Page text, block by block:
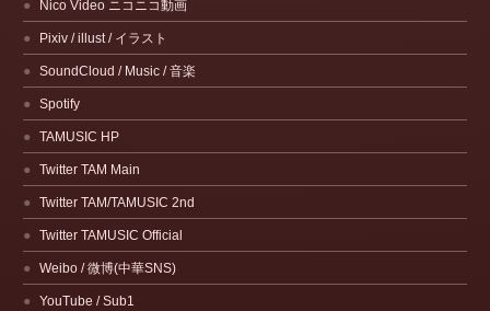
Nico Video ニコニコ動画
Pixiv / illust / イラスト
SoundCloud / Music / 音楽
Spotify
TAMUSIC HP
Twitter TAM Main
Twitter TAM/TAMUSIC 2nd
Twitter TAMUSIC Official
Weibo / 微博(中華SNS)
YouTube / Sub1